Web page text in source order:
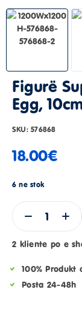
Figurë
Egg,
SKU:576868
18.00€
6 ne stok
2 kliente po e
100% Produkt
Posta 24-48h